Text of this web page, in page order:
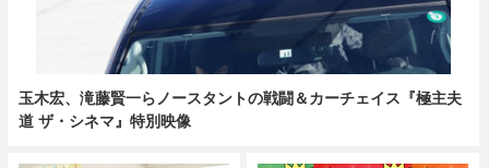
玉木宏、滝藤賢一らノースタントの戦闘＆カーチェイス『極主夫
道 ザ・シネマ』特別映像